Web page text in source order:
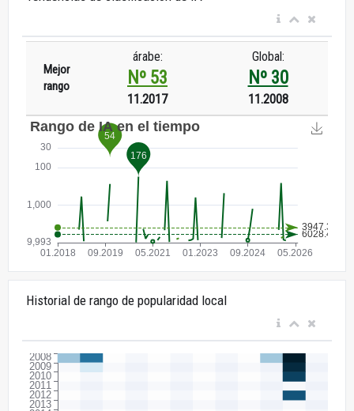
Mejor
rango
árabe:
Nº 53
11.2017
Global:
Nº 30
11.2008
Historial de rango de popularidad local